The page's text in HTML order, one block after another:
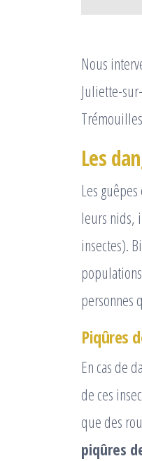
Nous
Juliette-
Les
Les
leurs nids,
insectes).
personnes
Piqûres
En cas de
de ces
que des
piqûres